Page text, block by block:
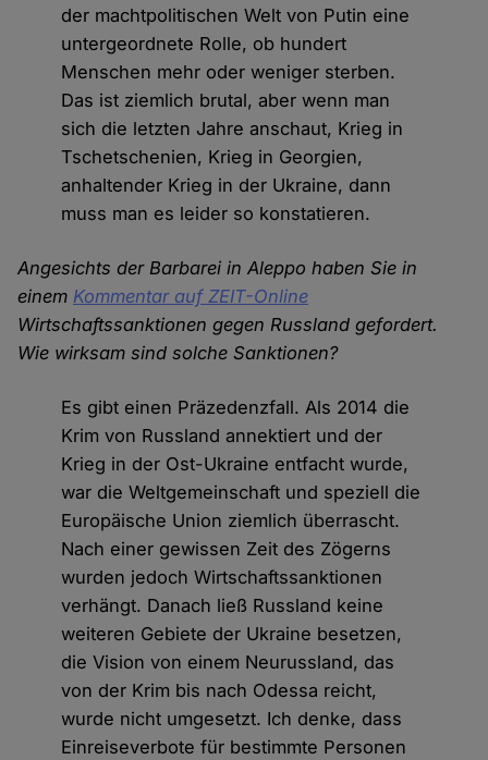
der machtpolitischen Welt von Putin eine
untergeordnete Rolle, ob hundert
Menschen mehr oder weniger sterben.
Das ist ziemlich brutal, aber wenn man
sich die letzten Jahre anschaut, Krieg in
Tschetschenien, Krieg in Georgien,
anhaltender Krieg in der Ukraine, dann
muss man es leider so konstatieren.
Angesichts der Barbarei in Aleppo haben Sie in
einem Kommentar auf ZEIT-Online
Wirtschaftssanktionen gegen Russland gefordert.
Wie wirksam sind solche Sanktionen?
Es gibt einen Präzedenzfall. Als 2014 die
Krim von Russland annektiert und der
Krieg in der Ost-Ukraine entfacht wurde,
war die Weltgemeinschaft und speziell die
Europäische Union ziemlich überrascht.
Nach einer gewissen Zeit des Zögerns
wurden jedoch Wirtschaftssanktionen
verhängt. Danach ließ Russland keine
weiteren Gebiete der Ukraine besetzen,
die Vision von einem Neurussland, das
von der Krim bis nach Odessa reicht,
wurde nicht umgesetzt. Ich denke, dass
Einreiseverbote für bestimmte Personen